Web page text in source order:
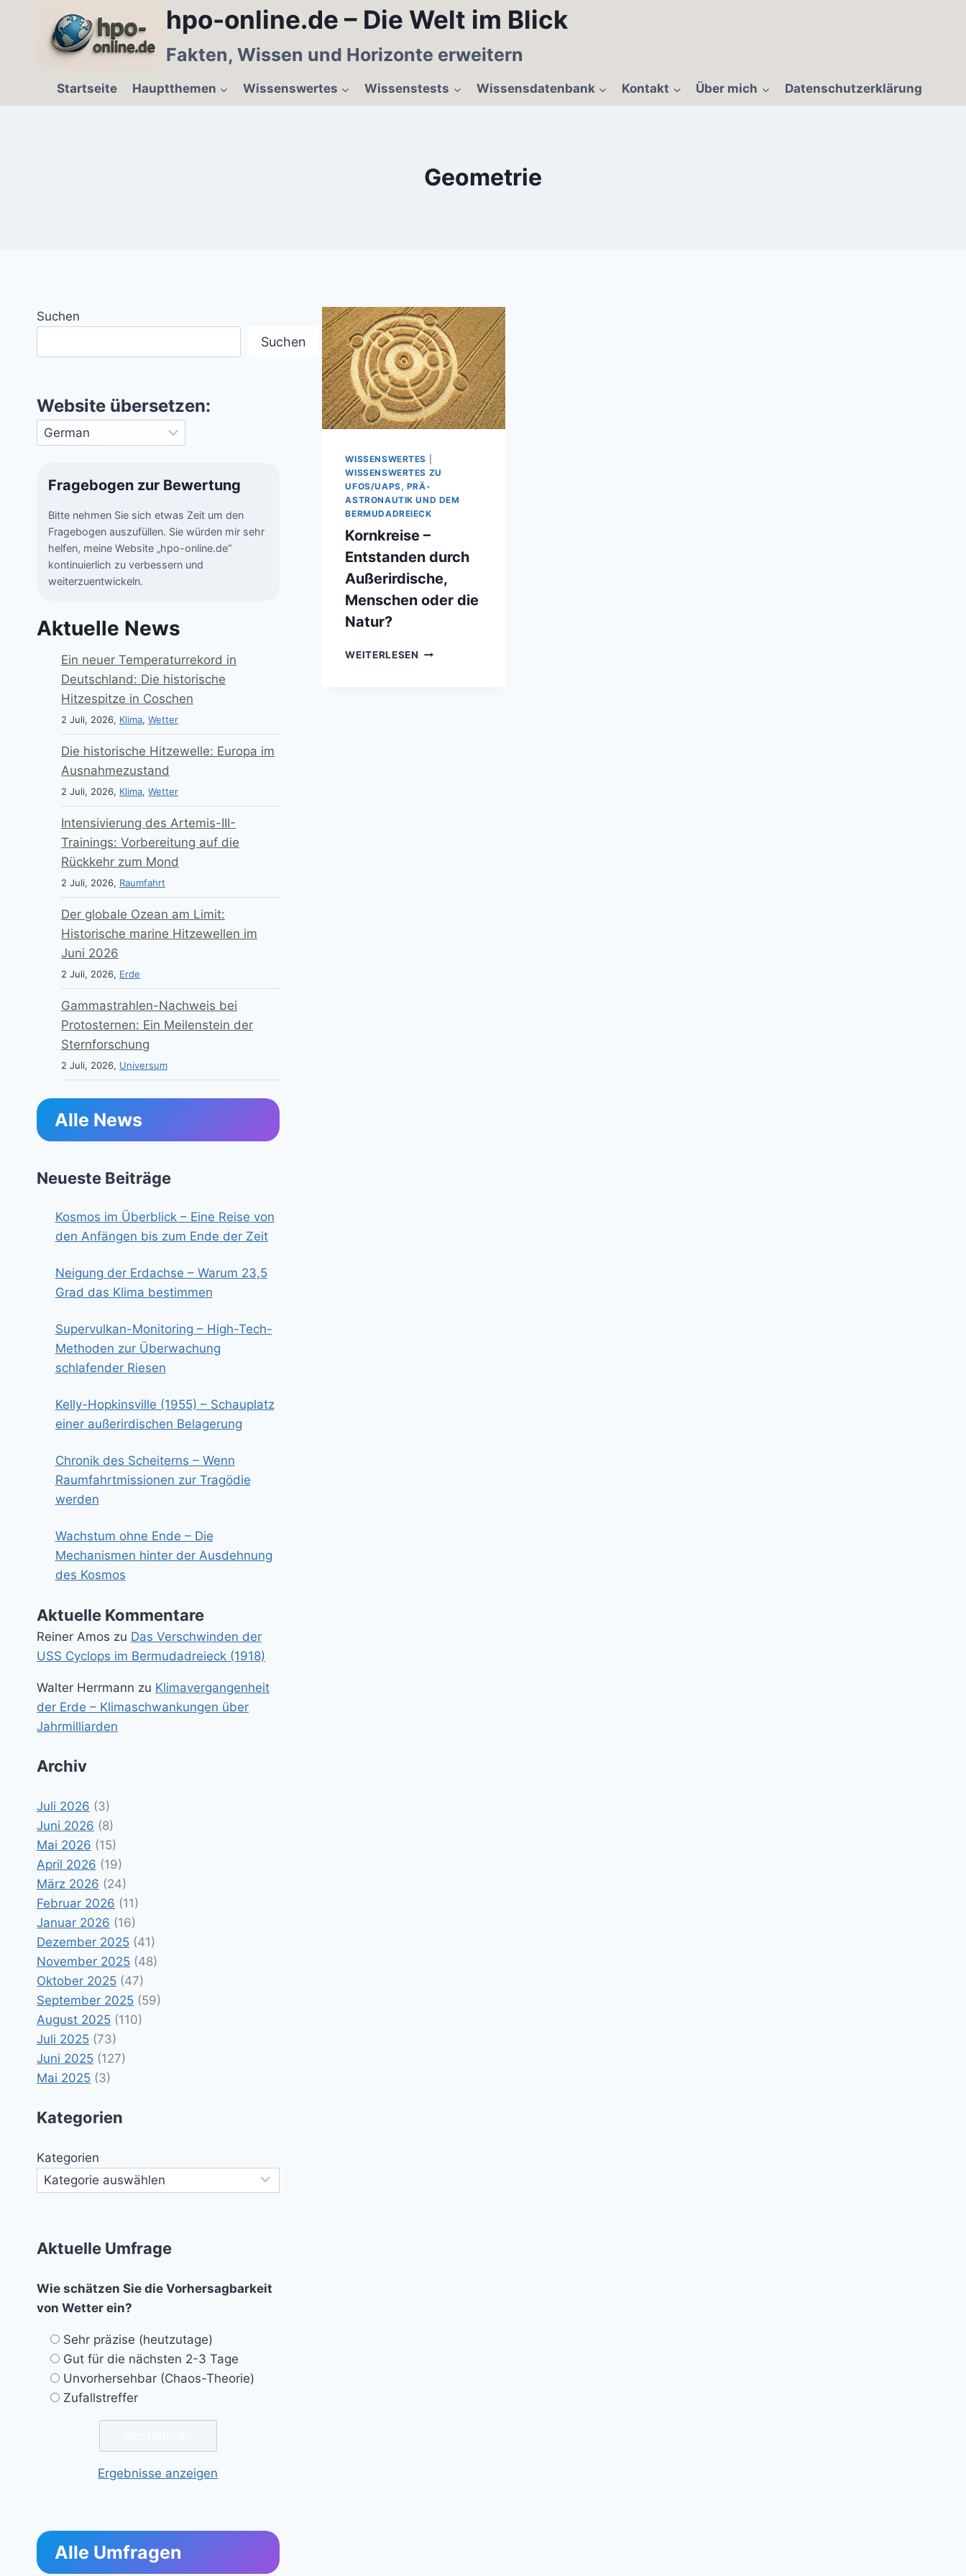
hpo-online.de – Die Welt im Blick
Fakten, Wissen und Horizonte erweitern
Startseite Hauptthemen Wissenswertes Wissenstests Wissensdatenbank Kontakt Über mich Datenschutzerklärung
Geometrie
WISSENSWERTES
WISSENSWERTES ZU
UFOS/UAPS, PRÄ-
ASTRONAUTIK UND DEM
BERMUDADREIECK
Kornkreise –
Entstanden durch
Außerirdische,
Menschen oder die
Natur?
WEITERLESEN KORNKREISE
Suchen
Suchen
Website übersetzen:
Fragebogen zur Bewertung
Bitte nehmen Sie sich etwas Zeit um den
Fragebogen auszufüllen. Sie würden mir sehr
helfen, meine Website „hpo-online.de“
kontinuierlich zu verbessern und
weiterzuentwickeln.
Aktuelle News
Ein neuer Temperaturrekord in
Deutschland: Die historische
Hitzespitze in Coschen
2 Juli, 2026, Klima, Wetter
Die historische Hitzewelle: Europa im
Ausnahmezustand
2 Juli, 2026, Klima, Wetter
Intensivierung des Artemis-III-
Trainings: Vorbereitung auf die
Rückkehr zum Mond
2 Juli, 2026, Raumfahrt
Der globale Ozean am Limit:
Historische marine Hitzewellen im
Juni 2026
2 Juli, 2026, Erde
Gammastrahlen-Nachweis bei
Protosternen: Ein Meilenstein der
Sternforschung
2 Juli, 2026, Universum
Alle News
Neueste Beiträge
Kosmos im Überblick – Eine Reise von
den Anfängen bis zum Ende der Zeit
Neigung der Erdachse – Warum 23,5
Grad das Klima bestimmen
Supervulkan-Monitoring – High-Tech-
Methoden zur Überwachung
schlafender Riesen
Kelly-Hopkinsville (1955) – Schauplatz
einer außerirdischen Belagerung
Chronik des Scheiterns – Wenn
Raumfahrtmissionen zur Tragödie
werden
Wachstum ohne Ende – Die
Mechanismen hinter der Ausdehnung
des Kosmos
Aktuelle Kommentare
Reiner Amos zu Das Verschwinden der
USS Cyclops im Bermudadreieck (1918)
Walter Herrmann zu Klimavergangenheit
der Erde – Klimaschwankungen über
Jahrmilliarden
Archiv
Juli 2026 (3)
Juni 2026 (8)
Mai 2026 (15)
April 2026 (19)
März 2026 (24)
Februar 2026 (11)
Januar 2026 (16)
Dezember 2025 (41)
November 2025 (48)
Oktober 2025 (47)
September 2025 (59)
August 2025 (110)
Juli 2025 (73)
Juni 2025 (127)
Mai 2025 (3)
Kategorien
Kategorien
Aktuelle Umfrage
Wie schätzen Sie die Vorhersagbarkeit
von Wetter ein?
Sehr präzise (heutzutage)
Gut für die nächsten 2-3 Tage
Unvorhersehbar (Chaos-Theorie)
Zufallstreffer
Ergebnisse anzeigen
Alle Umfragen